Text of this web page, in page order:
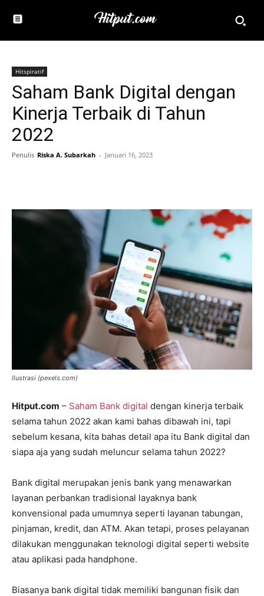
Hitspiratif
Saham Bank Digital dengan
Kinerja Terbaik di Tahun
2022
Penulis Riska A. Subarkah - Januari 16, 2023
Ilustrasi (pexels.com)
Hitput.com – Saham Bank digital dengan kinerja terbaik
selama tahun 2022 akan kami bahas dibawah ini, tapi
sebelum kesana, kita bahas detail apa itu Bank digital dan
siapa aja yang sudah meluncur selama tahun 2022?
Bank digital merupakan jenis bank yang menawarkan
layanan perbankan tradisional layaknya bank
konvensional pada umumnya seperti layanan tabungan,
pinjaman, kredit, dan ATM. Akan tetapi, proses pelayanan
dilakukan menggunakan teknologi digital seperti website
atau aplikasi pada handphone.
Biasanya bank digital tidak memiliki bangunan fisik dan